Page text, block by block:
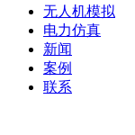
无人机模拟
电力仿真
新闻
案例
联系